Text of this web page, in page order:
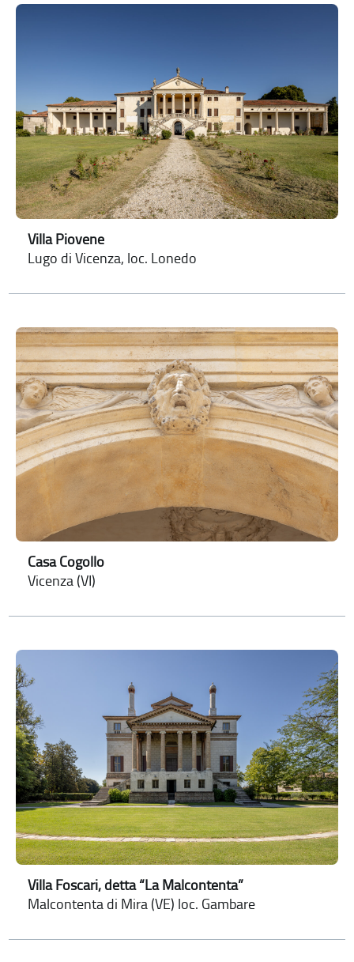
Villa Piovene
Lugo di Vicenza, loc. Lonedo
Casa Cogollo
Vicenza (VI)
Villa Foscari, detta “La Malcontenta”
Malcontenta di Mira (VE) loc. Gambare